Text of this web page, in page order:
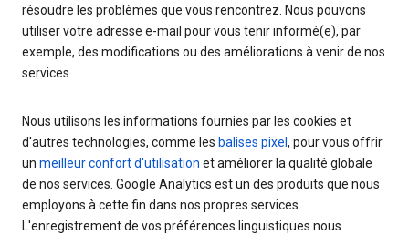
résoudre les problèmes que vous rencontrez. Nous pouvons
utiliser votre adresse e-mail pour vous tenir informé(e), par
exemple, des modifications ou des améliorations à venir de nos
services.
Nous utilisons les informations fournies par les cookies et
d'autres technologies, comme les balises pixel , pour vous offrir
un meilleur confort d'utilisation et améliorer la qualité globale
de nos services. Google Analytics est un des produits que nous
employons à cette fin dans nos propres services.
L'enregistrement de vos préférences linguistiques nous